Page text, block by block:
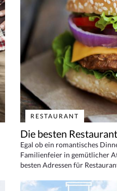
RESTAURANT
Die besten
Egal ob ein romantisches
Familienfeier in gemütlicher
besten Adressen für